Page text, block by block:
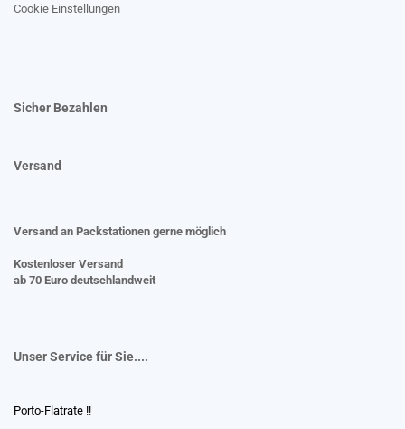
Cookie Einstellungen
Sicher Bezahlen
Versand
Versand an Packstationen gerne möglich
Kostenloser Versand
ab 70 Euro deutschlandweit
Unser Service für Sie....
Porto-Flatrate !!